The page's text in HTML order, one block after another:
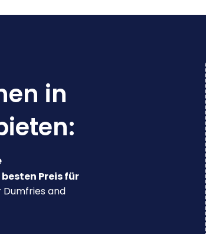
in
besten Preis für
Dumfries and